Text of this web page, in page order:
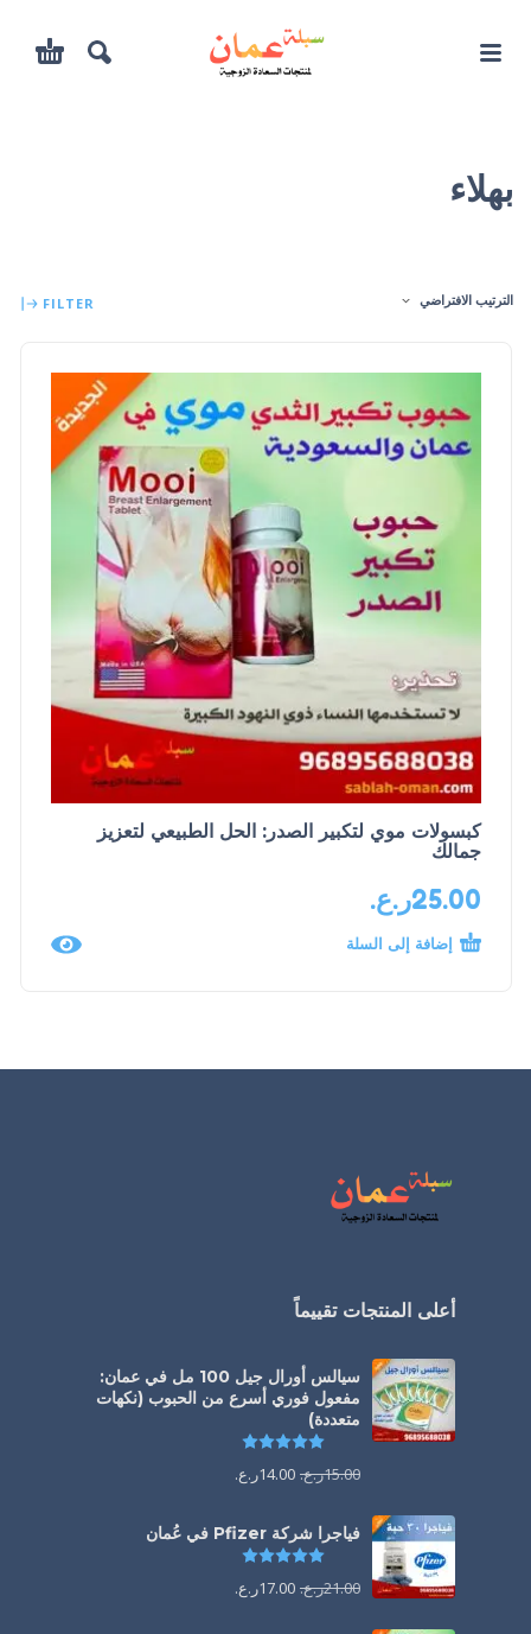
بهلاء
الترتيب الافتراضي FILTER
كبسولات موي لتكبير الصدر: الحل الطبيعي لتعزيز
جمالك
25.00ر.ع.
إضافة إلى السلة
أعلى المنتجات تقييماً
سيالس أورال جيل 100 مل في عمان:
مفعول فوري أسرع من الحبوب (نكهات
متعددة)
15.00ر.ع. 14.00ر.ع.
فياجرا شركة Pfizer في عُمان
21.00ر.ع. 17.00ر.ع.